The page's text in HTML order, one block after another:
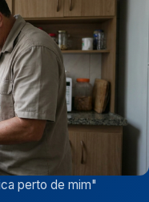
perto de mim"